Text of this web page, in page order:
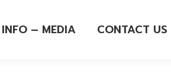
INFO – MEDIA CONTACT US